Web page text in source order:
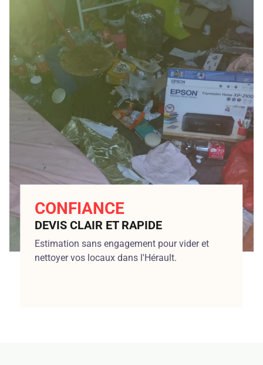
CONFIANCE
DEVIS CLAIR ET RAPIDE
Estimation sans engagement pour vider et
nettoyer vos locaux dans l'Hérault.